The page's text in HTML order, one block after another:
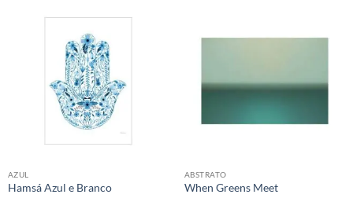
AZUL
Hamsá Azul e Branco
ABSTRATO
When Greens Meet